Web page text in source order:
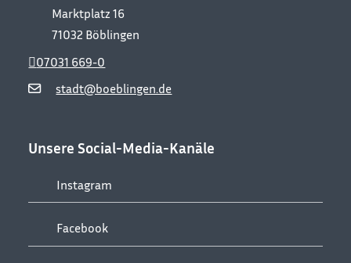
Marktplatz 16
71032 Böblingen
stadt@boeblingen.de
07031 669-0
Unsere Social-Media-Kanäle
Instagram
Facebook